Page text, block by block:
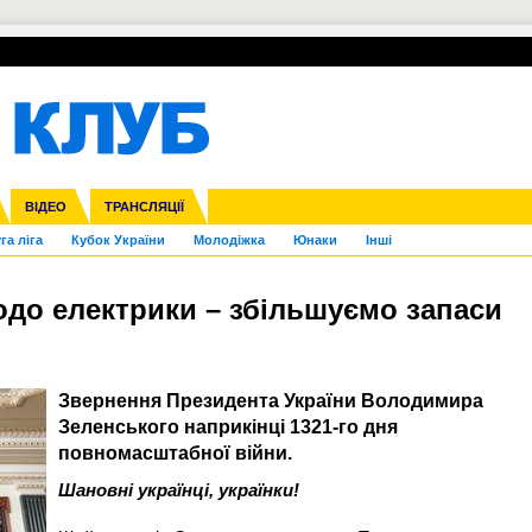
ВІДЕО ТРАНСЛЯЦІЇ
ліга Кубок України Молодіжка Юнаки Інші
Ліга націй Ліга конференцій
Франція ІншіЧЄ-2015 (U-21)
УПЛ-ПЕРЕХОДИ
електрики – збільшуємо запаси
Звернення Президента України Володимира
Зеленського наприкінці 1321-го дня
повномасштабної війни.
Шановні українці, українки!